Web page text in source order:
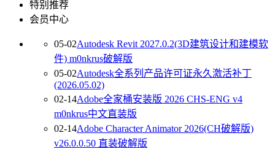
特别推荐
会员中心
05-02Autodesk Revit 2027.0.2(3D建筑设计和建模软
件) m0nkrus破解版
05-02Autodesk全系列产品许可证永久激活补丁
(2026.05.02)
02-14Adobe全家桶安装版 2026 CHS-ENG v4
m0nkrus中文直装版
02-14Adobe Character Animator 2026(CH破解版)
v26.0.0.50 直装破解版